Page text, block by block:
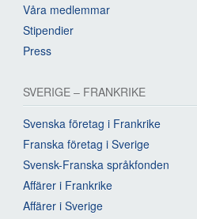
Våra medlemmar
Stipendier
Press
SVERIGE – FRANKRIKE
Svenska företag i Frankrike
Franska företag i Sverige
Svensk-Franska språkfonden
Affärer i Frankrike
Affärer i Sverige